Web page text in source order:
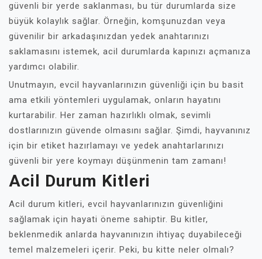
güvenli bir yerde saklanması, bu tür durumlarda size
büyük kolaylık sağlar. Örneğin, komşunuzdan veya
güvenilir bir arkadaşınızdan yedek anahtarınızı
saklamasını istemek, acil durumlarda kapınızı açmanıza
yardımcı olabilir.
Unutmayın, evcil hayvanlarınızın güvenliği için bu basit
ama etkili yöntemleri uygulamak, onların hayatını
kurtarabilir. Her zaman hazırlıklı olmak, sevimli
dostlarınızın güvende olmasını sağlar. Şimdi, hayvanınız
için bir etiket hazırlamayı ve yedek anahtarlarınızı
güvenli bir yere koymayı düşünmenin tam zamanı!
Acil Durum Kitleri
Acil durum kitleri, evcil hayvanlarınızın güvenliğini
sağlamak için hayati öneme sahiptir. Bu kitler,
beklenmedik anlarda hayvanınızın ihtiyaç duyabileceği
temel malzemeleri içerir. Peki, bu kitte neler olmalı?